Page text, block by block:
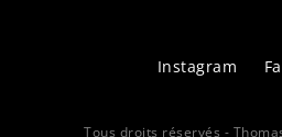
Instagram
Tous droits réservés -